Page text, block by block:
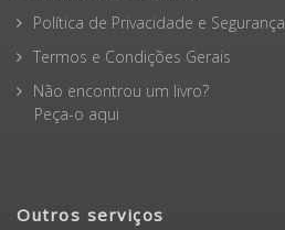
Política de Privacidade e Segurança
Termos e Condições Gerais
Não encontrou um livro?
Peça-o aqui
Outros serviços